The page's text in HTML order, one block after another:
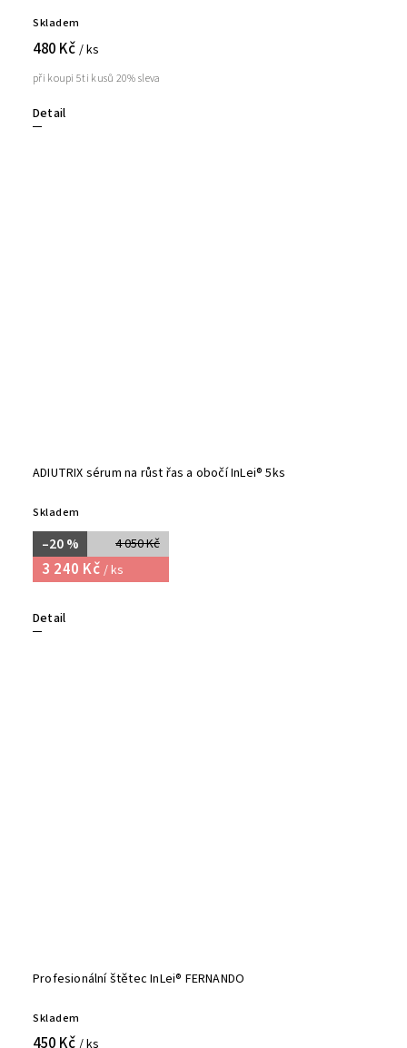
Skladem
480 Kč / ks
Detail
při koupi 5ti kusů 20% sleva
ADIUTRIX sérum na růst řas a obočí InLei® 5ks
Skladem
4 050 Kč
–20 %
3 240 Kč / ks
Detail
Profesionální štětec InLei® FERNANDO
Skladem
450 Kč / ks